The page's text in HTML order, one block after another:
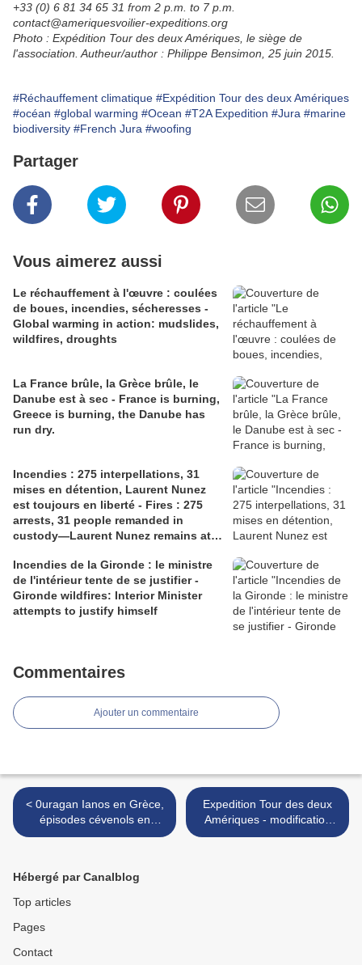
+33 (0) 6 81 34 65 31 from 2 p.m. to 7 p.m.
contact@ameriquesvoilier-expeditions.org
Photo : Expédition Tour des deux Amériques, le siège de
l'association. Autheur/author : Philippe Bensimon, 25 juin 2015.
#Réchauffement climatique #Expédition Tour des deux Amériques
#océan #global warming #Ocean #T2A Expedition #Jura #marine
biodiversity #French Jura #woofing
Partager
Vous aimerez aussi
Le réchauffement à l'œuvre : coulées
de boues, incendies, sécheresses -
Global warming in action: mudslides,
wildfires, droughts
La France brûle, la Grèce brûle, le
Danube est à sec - France is burning,
Greece is burning, the Danube has
run dry.
Incendies : 275 interpellations, 31
mises en détention, Laurent Nunez
est toujours en liberté - Fires : 275
arrests, 31 people remanded in
custody—Laurent Nunez remains at
Incendies de la Gironde : le ministre
de l'intérieur tente de se justifier -
Gironde wildfires: Interior Minister
attempts to justify himself
Commentaires
Ajouter un commentaire
< 0uragan Ianos en Grèce,
épisodes cévenols en
France - Hurricane Ianos in
Expedition Tour des deux
Amériques - modification
des statuts - T2A Expedition
Hébergé par Canalblog
Top articles
Pages
Contact